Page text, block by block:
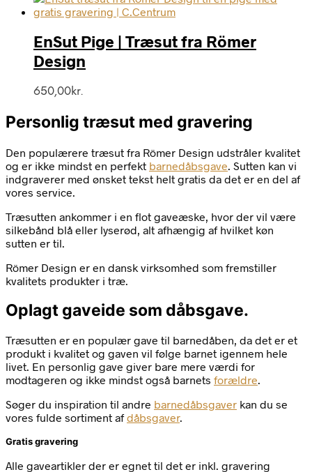
EnSut Pige | Træsut fra Römer
Design
650,00kr.
Personlig træsut med gravering
Den populærere træsut fra Römer Design udstråler kvalitet
og er ikke mindst en perfekt barnedåbsgave . Sutten kan vi
indgraverer med ønsket tekst helt gratis da det er en del af
vores service.
Træsutten ankommer i en flot gaveæske, hvor der vil være
silkebånd blå eller lyserød, alt afhængig af hvilket køn
sutten er til.
Römer Design er en dansk virksomhed som fremstiller
kvalitets produkter i træ.
Oplagt gaveide som dåbsgave.
Træsutten er en populær gave til barnedåben, da det er et
produkt i kvalitet og gaven vil følge barnet igennem hele
livet. En personlig gave giver bare mere værdi for
modtageren og ikke mindst også barnets forældre.
Søger du inspiration til andre barnedåbsgaver kan du se
vores fulde sortiment afdåbsgaver.
Gratis gravering
Alle gaveartikler der er egnet til det er inkl. gravering